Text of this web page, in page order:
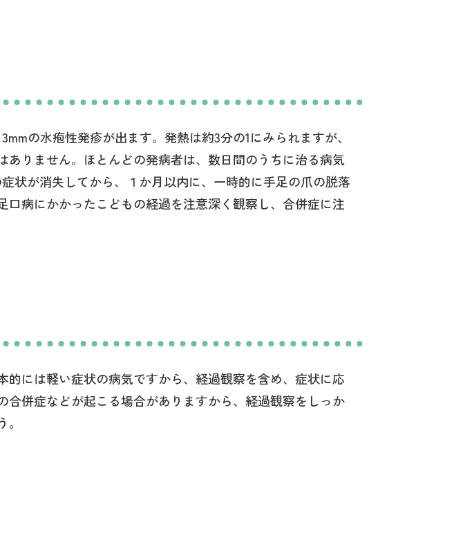
の水疱性発疹が出ます。発熱は約3分の1にみられますが、
りません。ほとんどの発病者は、数日間のうちに治る病気
状が消失してから、１か月以内に、一時的に手足の爪の脱落
病にかかったこどもの経過を注意深く観察し、合併症に注
には軽い症状の病気ですから、経過観察を含め、症状に応
併症などが起こる場合がありますから、経過観察をしっか